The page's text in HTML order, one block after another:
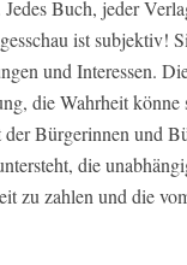
Buch, jeder
ist subjektiv!
und Interessen.
die Wahrheit könne
Bürgerinnen und
die
zu zahlen und die